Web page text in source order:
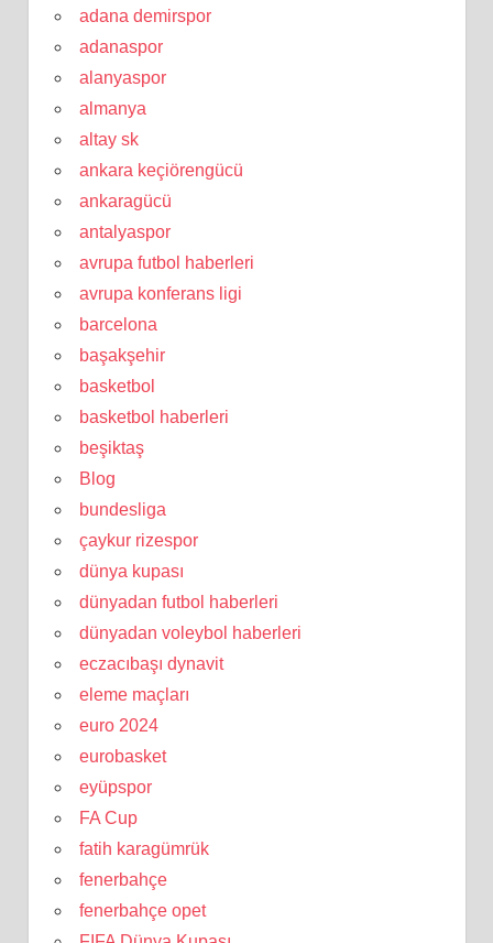
adana demirspor
adanaspor
alanyaspor
almanya
altay sk
ankara keçiörengücü
ankaragücü
antalyaspor
avrupa futbol haberleri
avrupa konferans ligi
barcelona
başakşehir
basketbol
basketbol haberleri
beşiktaş
Blog
bundesliga
çaykur rizespor
dünya kupası
dünyadan futbol haberleri
dünyadan voleybol haberleri
eczacıbaşı dynavit
eleme maçları
euro 2024
eurobasket
eyüpspor
FA Cup
fatih karagümrük
fenerbahçe
fenerbahçe opet